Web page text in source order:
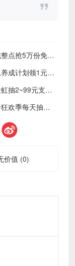
蜜雪冰城整点抢5万份免单券
优酷梗崽养成计划领1元猫超卡
支付宝天虹抽2~99元支付红包
工行积分狂欢季每天抽实物
价值 (0)